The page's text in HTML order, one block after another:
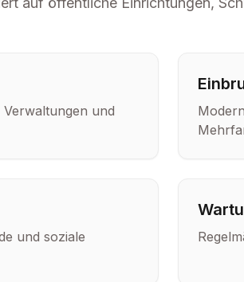
und
und soziale